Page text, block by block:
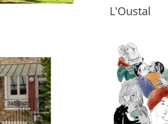
L'Oustal